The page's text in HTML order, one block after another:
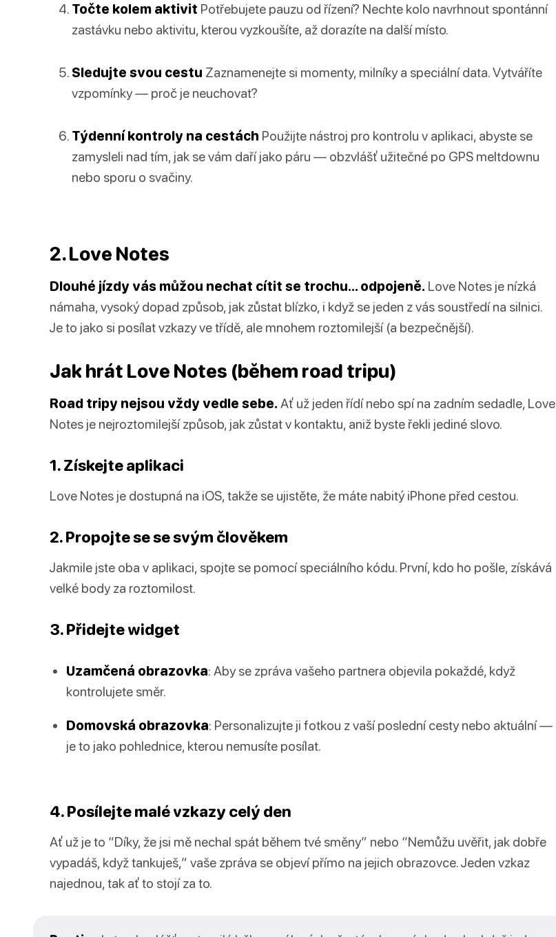
Točte kolem aktivit Potřebujete pauzu od řízení? Nechte kolo navrhnout spontánní
zastávku nebo aktivitu, kterou vyzkoušíte, až dorazíte na další místo.
Sledujte svou cestu Zaznamenejte si momenty, milníky a speciální data. Vytváříte
vzpomínky — proč je neuchovat?
Týdenní kontroly na cestách Použijte nástroj pro kontrolu v aplikaci, abyste se
zamysleli nad tím, jak se vám daří jako páru — obzvlášť užitečné po GPS meltdownu
nebo sporu o svačiny.
2. Love Notes
Dlouhé jízdy vás můžou nechat cítit se trochu… odpojeně. Love Notes je nízká
námaha, vysoký dopad způsob, jak zůstat blízko, i když se jeden z vás soustředí na silnici.
Je to jako si posílat vzkazy ve třídě, ale mnohem roztomilejší (a bezpečnější).
Jak hrát Love Notes (během road tripu)
Road tripy nejsou vždy vedle sebe. Ať už jeden řídí nebo spí na zadním sedadle, Love
Notes je nejroztomilejší způsob, jak zůstat v kontaktu, aniž byste řekli jediné slovo.
1. Získejte aplikaci
Love Notes je dostupná na iOS, takže se ujistěte, že máte nabitý iPhone před cestou.
2. Propojte se se svým člověkem
Jakmile jste oba v aplikaci, spojte se pomocí speciálního kódu. První, kdo ho pošle, získává
velké body za roztomilost.
3. Přidejte widget
Uzamčená obrazovka: Aby se zpráva vašeho partnera objevila pokaždé, když
kontrolujete směr.
Domovská obrazovka: Personalizujte ji fotkou z vaší poslední cesty nebo aktuální —
je to jako pohlednice, kterou nemusíte posílat.
4. Posílejte malé vzkazy celý den
Ať už je to “Díky, že jsi mě nechal spát během tvé směny” nebo “Nemůžu uvěřit, jak dobře
vypadáš, když tankuješ,” vaše zpráva se objeví přímo na jejich obrazovce. Jeden vzkaz
najednou, tak ať to stojí za to.